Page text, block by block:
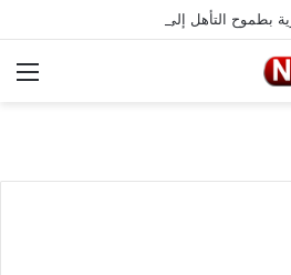
بطموح التأهل إلى ثمن النهائي